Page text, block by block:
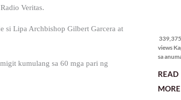
Veritas.
si Lipa Archbishop Gilbert Garcera at
kumulang sa 60 mga pari ng
views
sa
planong
READ
MORE